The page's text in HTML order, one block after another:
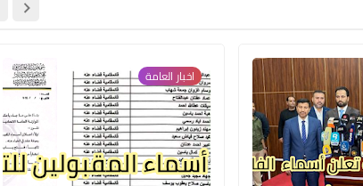
اخبار العامة
علي المالكي
14 أغسطس 2022